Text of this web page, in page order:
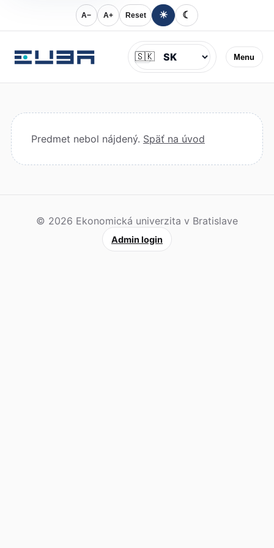
A− A+ Reset ☀ ☾
Menu
Jazyk
🇸🇰
Predmet nebol nájdený. Späť na úvod
© 2026 Ekonomická univerzita v Bratislave
Admin login